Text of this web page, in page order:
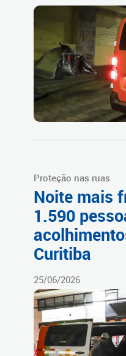
Proteção nas ruas
Noite mais
1.590
Curitiba
25/06/2026